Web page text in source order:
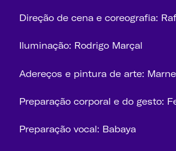
Direção de cena e coreografia:
Iluminação: Rodrigo Marçal
Adereços e pintura de arte:
Preparação corporal e do gesto:
Preparação vocal: Babaya